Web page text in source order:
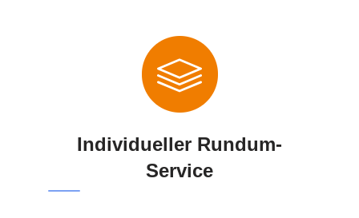
Individueller Rundum-
Service